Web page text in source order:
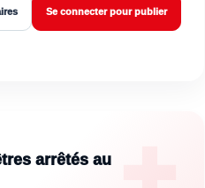
Se connecter pour publier
arrêtés au